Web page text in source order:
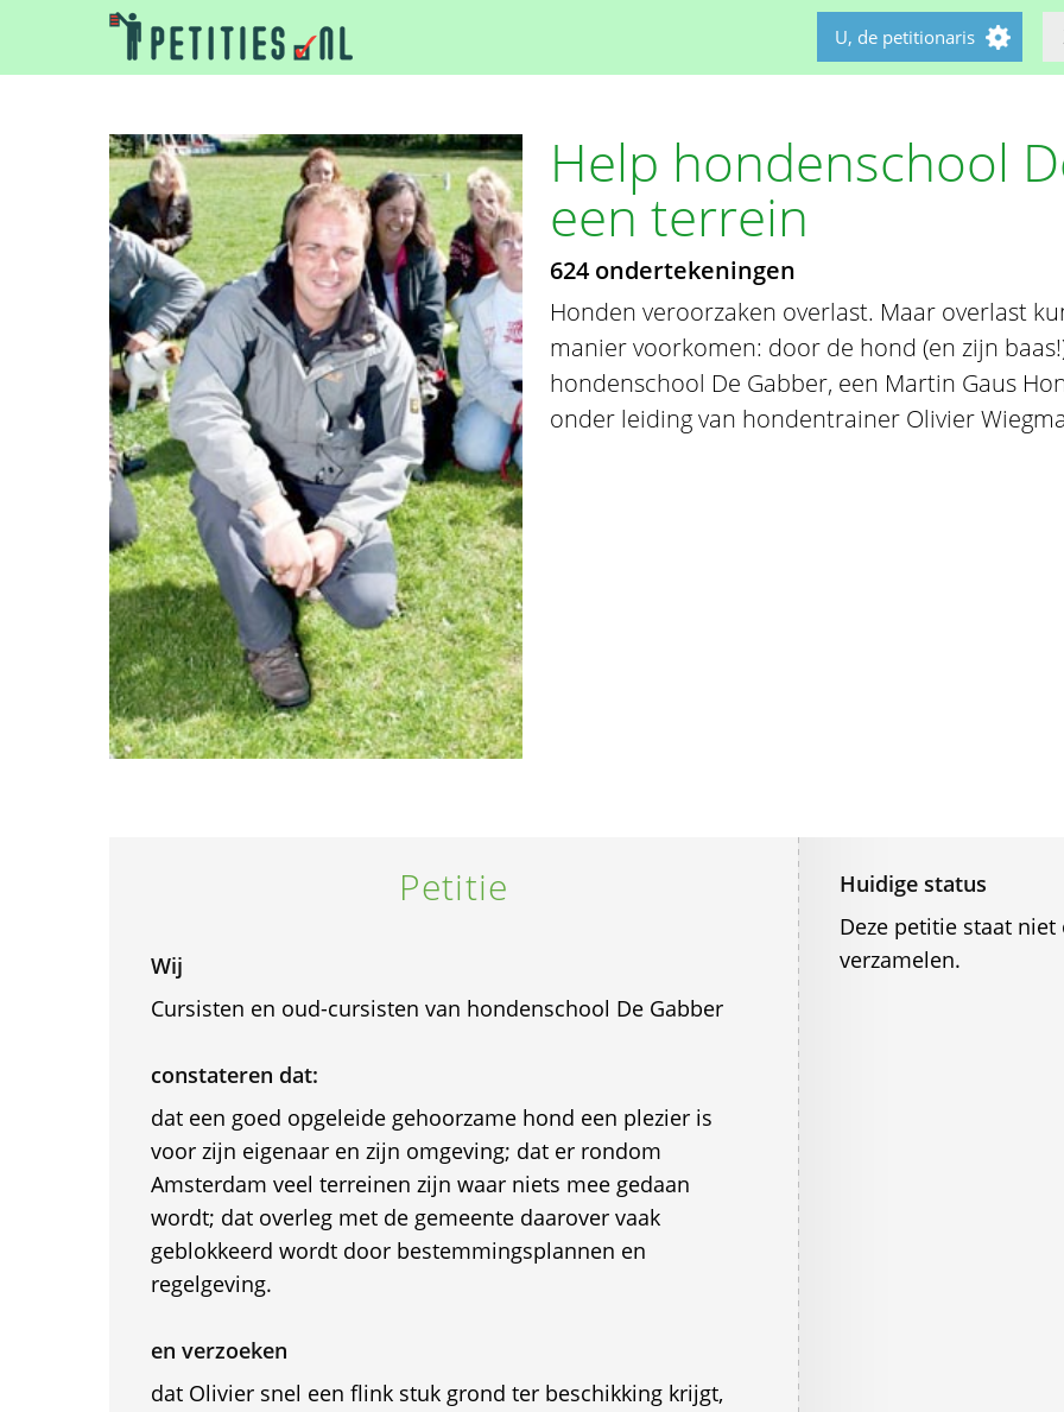
U, de petitionaris
Help hondenschool
een terrein
624 ondertekeningen
Honden veroorzaken overlast. Maar overlast
manier voorkomen: door de hond (en zijn
hondenschool De Gabber, een Martin Gaus
onder leiding van hondentrainer Olivier
Petitie
Wij
Cursisten en oud-cursisten van hondenschool De Gabber
constateren dat:
dat een goed opgeleide gehoorzame hond een plezier is
voor zijn eigenaar en zijn omgeving; dat er rondom
Amsterdam veel terreinen zijn waar niets mee gedaan
wordt; dat overleg met de gemeente daarover vaak
geblokkeerd wordt door bestemmingsplannen en
regelgeving.
en verzoeken
dat Olivier snel een flink stuk grond ter beschikking krijgt,
Huidige status
Deze petitie staat
verzamelen.